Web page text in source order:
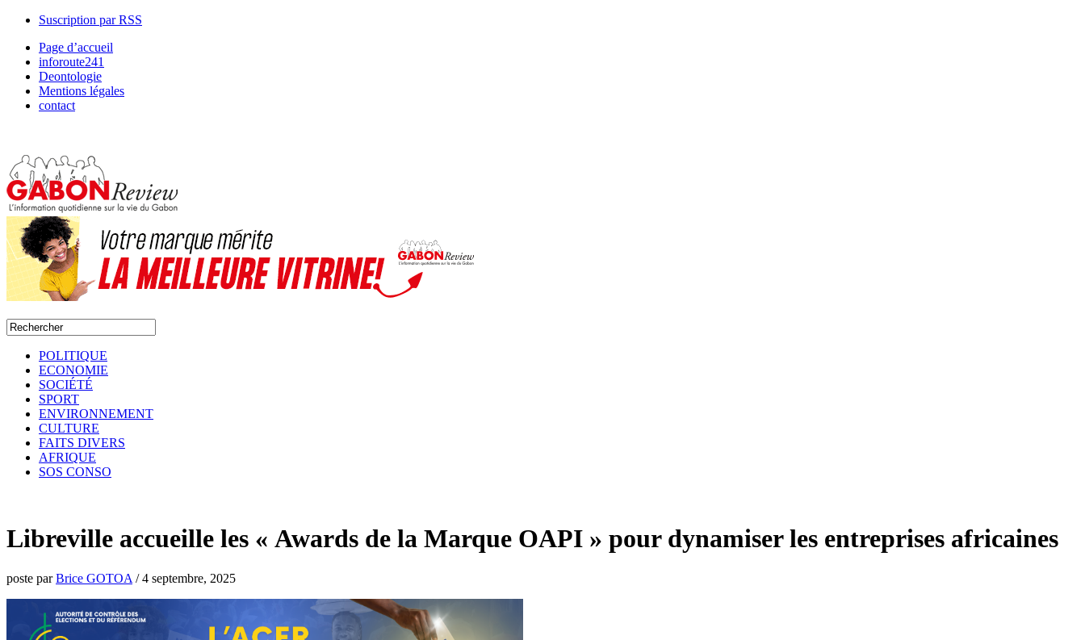
Suscription par RSS
Page d’accueil
inforoute241
Deontologie
Mentions légales
contact
POLITIQUE
ECONOMIE
SOCIÉTÉ
SPORT
ENVIRONNEMENT
CULTURE
FAITS DIVERS
AFRIQUE
SOS CONSO
Libreville accueille les « Awards de la Marque OAPI » pour dynamiser les entreprises africaines
poste parBrice GOTOA /4 septembre, 2025